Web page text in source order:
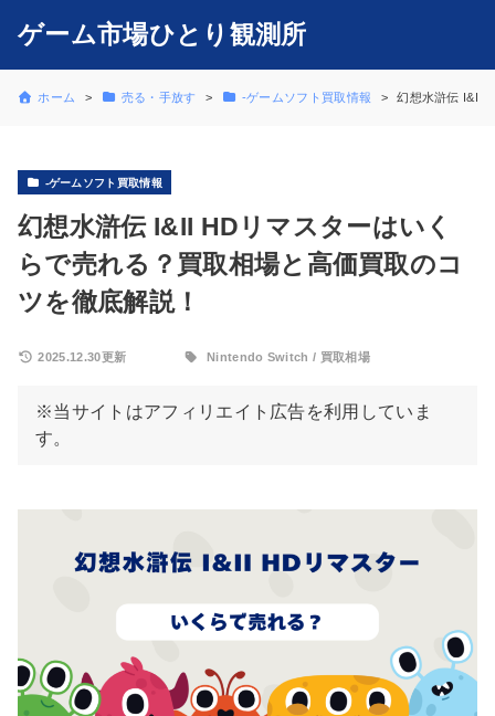
ゲーム市場ひとり観測所
ホーム 売る・手放す -ゲームソフト買取情報 幻想水滸伝 I&II
-ゲームソフト買取情報
幻想水滸伝 I&II HDリマスターはいく
らで売れる？買取相場と高価買取のコ
ツを徹底解説！
2025.12.30更新 Nintendo Switch / 買取相場
※当サイトはアフィリエイト広告を利用していま
す。